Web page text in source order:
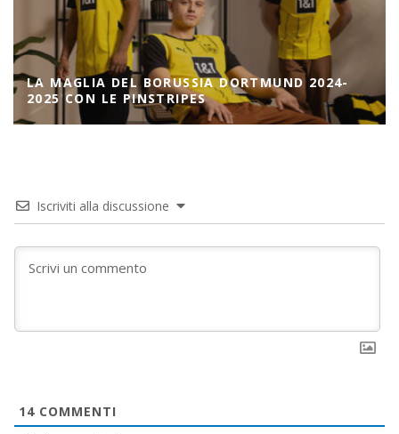
LA MAGLIA DEL BORUSSIA DORTMUND 2024-
2025 CON LE PINSTRIPES
Iscriviti alla discussione
14 COMMENTI